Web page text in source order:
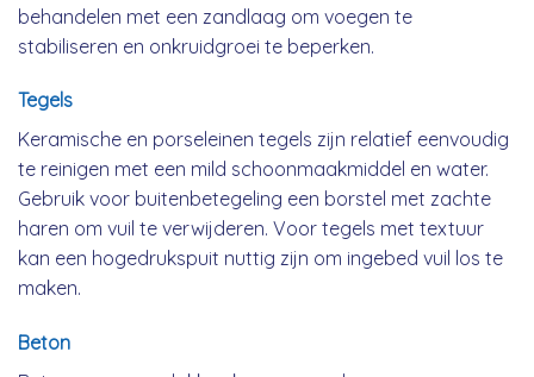
behandelen met een zandlaag om voegen te
stabiliseren en onkruidgroei te beperken.
Tegels
Keramische en porseleinen tegels zijn relatief eenvoudig
te reinigen met een mild schoonmaakmiddel en water.
Gebruik voor buitenbetegeling een borstel met zachte
haren om vuil te verwijderen. Voor tegels met textuur
kan een hogedrukspuit nuttig zijn om ingebed vuil los te
maken.
Beton